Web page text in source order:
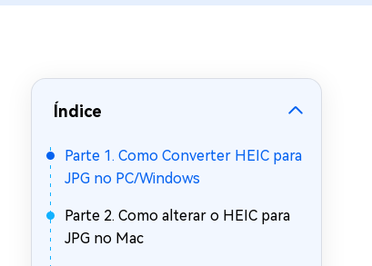
Índice
Parte 1. Como Converter HEIC para
JPG no PC/Windows
Parte 2. Como alterar o HEIC para
JPG no Mac